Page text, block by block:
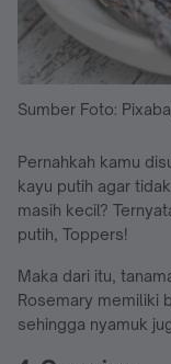
Sumber Foto:
Pernahkah kamu
kayu putih agar
masih kecil?
putih, Toppers!
Maka dari itu,
Rosemary memiliki
sehingga nyamuk